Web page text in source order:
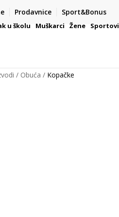
Prodavnice Sport&Bonus
OBAVEŠTENJE ZA POTROŠAČE
u školu Muškarci Žene Sportovi
Obuća Kopačke